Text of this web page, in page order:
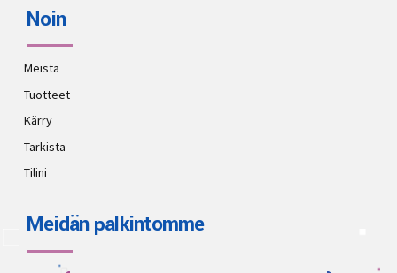
Noin
Meistä
Tuotteet
Kärry
Tarkista
Tilini
Meidän palkintomme